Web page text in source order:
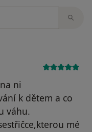
ni
k dětem a co
váhu.
mé